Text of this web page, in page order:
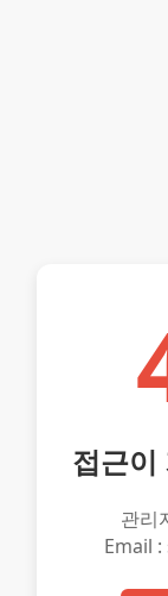
접근이
관리
Email